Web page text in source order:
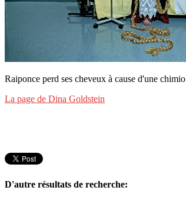
Raiponce perd ses cheveux à cause d'une chimio
La page de Dina Goldstein
D'autre résultats de recherche: